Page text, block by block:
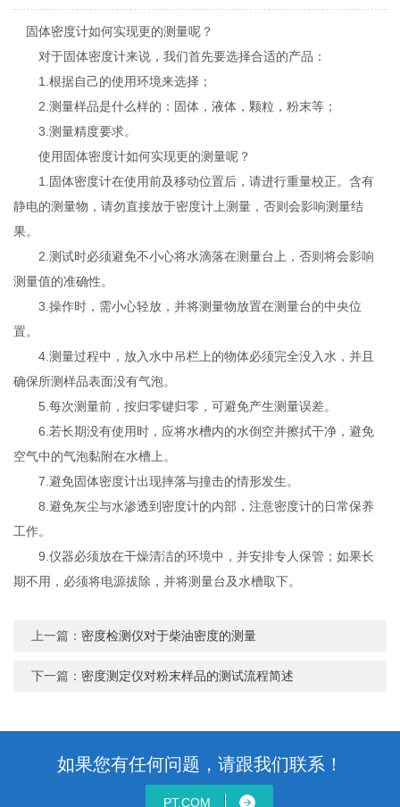
固体密度计如何实现更的测量呢？
对于固体密度计来说，我们首先要选择合适的产品：
1.根据自己的使用环境来选择；
2.测量样品是什么样的：固体，液体，颗粒，粉末等；
3.测量精度要求。
使用固体密度计如何实现更的测量呢？
1.固体密度计在使用前及移动位置后，请进行重量校正。含有
静电的测量物，请勿直接放于密度计上测量，否则会影响测量结
果。
2.测试时必须避免不小心将水滴落在测量台上，否则将会影响
测量值的准确性。
3.操作时，需小心轻放，并将测量物放置在测量台的中央位
置。
4.测量过程中，放入水中吊栏上的物体必须完全没入水，并且
确保所测样品表面没有气泡。
5.每次测量前，按归零键归零，可避免产生测量误差。
6.若长期没有使用时，应将水槽内的水倒空并擦拭干净，避免
空气中的气泡黏附在水槽上。
7.避免固体密度计出现摔落与撞击的情形发生。
8.避免灰尘与水渗透到密度计的内部，注意密度计的日常保养
工作。
9.仪器必须放在干燥清洁的环境中，并安排专人保管；如果长
期不用，必须将电源拔除，并将测量台及水槽取下。
上一篇： 密度检测仪对于柴油密度的测量
下一篇： 密度测定仪对粉末样品的测试流程简述
如果您有任何问题，请跟我们联系！
PT.COM